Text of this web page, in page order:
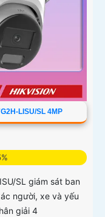
LISU/SL 4MP
SL giám sát ban
người, xe và yếu
giải 4